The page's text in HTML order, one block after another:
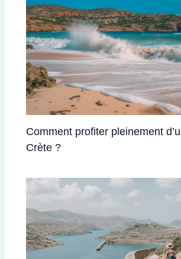
Comment profiter pleinement
Crète ?